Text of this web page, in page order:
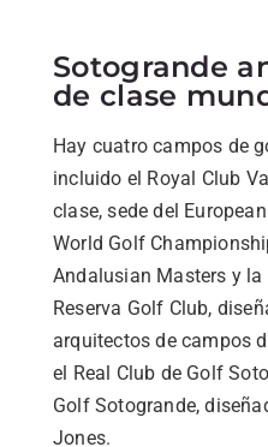
Sotogrande
de clase
Hay cuatro campos de
incluido el Royal Club
clase, sede del
World Golf
Andalusian Masters y la
Reserva Golf Club,
arquitectos de campos
el Real Club de Golf
Golf Sotogrande,
Jones.